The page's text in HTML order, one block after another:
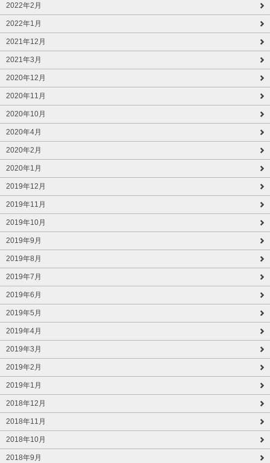
2022年2月
2022年1月
2021年12月
2021年3月
2020年12月
2020年11月
2020年10月
2020年4月
2020年2月
2020年1月
2019年12月
2019年11月
2019年10月
2019年9月
2019年8月
2019年7月
2019年6月
2019年5月
2019年4月
2019年3月
2019年2月
2019年1月
2018年12月
2018年11月
2018年10月
2018年9月